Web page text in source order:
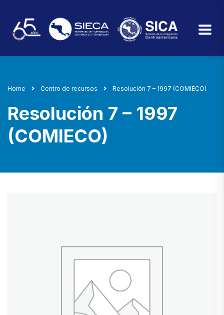
Home Centro de recursos Resolución 7 – 1997 (COMIECO)
Resolución 7 – 1997
(COMIECO)